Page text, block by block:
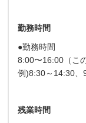
勤務時間
●勤務時間
8:00〜16:00（こ
例)8:30～14:30、
残業時間